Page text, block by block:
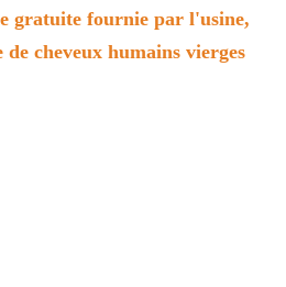
gratuite fournie par l'usine,
cheveux humains vierges